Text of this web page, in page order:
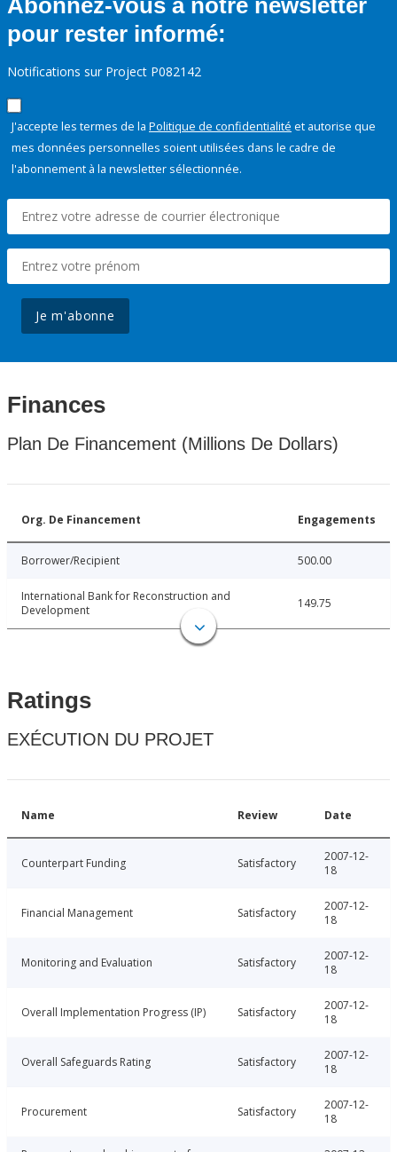
Abonnez-vous à notre newsletter
pour rester informé:
Notifications sur Project P082142
J'accepte les termes de la Politique de confidentialité et autorise que
mes données personnelles soient utilisées dans le cadre de
l'abonnement à la newsletter sélectionnée.
Je m'abonne
Finances
Plan De Financement (Millions De Dollars)
Org. De Financement Engagements
Borrower/Recipient 500.00
International Bank for Reconstruction and
Development
149.75
Ratings
EXÉCUTION DU PROJET
Name Review Date
Counterpart Funding Satisfactory
2007-12-
18
Financial Management Satisfactory
2007-12-
18
Monitoring and Evaluation Satisfactory
2007-12-
18
Overall Implementation Progress (IP) Satisfactory
2007-12-
18
Overall Safeguards Rating Satisfactory
2007-12-
18
Procurement Satisfactory
2007-12-
18